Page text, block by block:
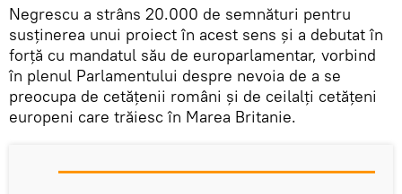
Negrescu a strâns 20.000 de semnături pentru
susținerea unui proiect în acest sens și a debutat în
forță cu mandatul său de europarlamentar, vorbind
în plenul Parlamentului despre nevoia de a se
preocupa de cetățenii români și de ceilalți cetățeni
europeni care trăiesc în Marea Britanie.